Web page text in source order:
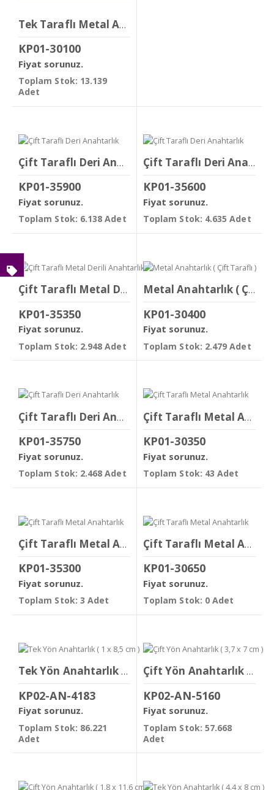
Tek Taraflı Metal Anahtarlık
KP01-30100
Fiyat sorunuz.
Toplam Stok: 13.139
Adet
Çift Taraflı Deri Anahtarlık
KP01-35900
Fiyat sorunuz.
Toplam Stok: 6.138 Adet
Çift Taraflı Deri Anahtarlık
KP01-35600
Fiyat sorunuz.
Toplam Stok: 4.635 Adet
Çift Taraflı Metal Derili Anahtarlık
KP01-35350
Fiyat sorunuz.
Toplam Stok: 2.948 Adet
Metal Anahtarlık ( Çift Taraflı )
KP01-30400
Fiyat sorunuz.
Toplam Stok: 2.479 Adet
Çift Taraflı Deri Anahtarlık
KP01-35750
Fiyat sorunuz.
Toplam Stok: 2.468 Adet
Çift Taraflı Metal Anahtarlık
KP01-30350
Fiyat sorunuz.
Toplam Stok: 43 Adet
Çift Taraflı Metal Anahtarlık
KP01-35300
Fiyat sorunuz.
Toplam Stok: 3 Adet
Çift Taraflı Metal Anahtarlık
KP01-30650
Fiyat sorunuz.
Toplam Stok: 0 Adet
Tek Yön Anahtarlık ( 1 x 8,5 cm )
KP02-AN-4183
Fiyat sorunuz.
Toplam Stok: 86.221
Adet
Çift Yön Anahtarlık ( 3,7 x 7 cm )
KP02-AN-5160
Fiyat sorunuz.
Toplam Stok: 57.668
Adet